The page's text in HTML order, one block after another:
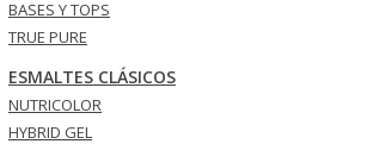
BASES Y‎ TOPS
TRUE PURE
ESMALTES CLÁSICOS
NUTRICOLOR
HYBRID GEL